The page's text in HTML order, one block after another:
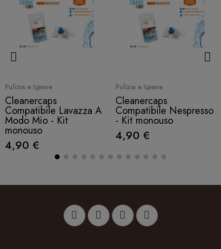
Quick View
Pulizia e Igiene
Cleanercaps
Compatibile Lavazza A
Modo Mio - Kit
monouso
4,90 €
Quick View
Pulizia e Igiene
Cleanercaps
Compatibile Nespresso
- Kit monouso
4,90 €